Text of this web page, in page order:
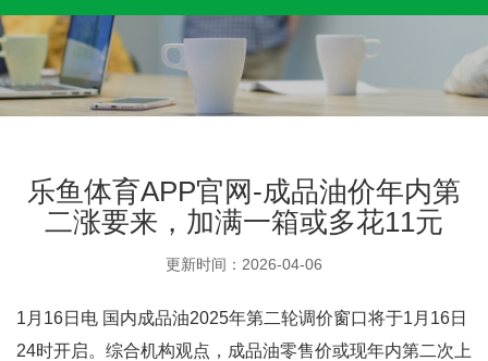
乐鱼体育APP官网-成品油价年内第
二涨要来，加满一箱或多花11元
更新时间：2026-04-06
1月16日电 国内成品油2025年第二轮调价窗口将于1月16日
24时开启。综合机构观点，成品油零售价或现年内第二次上